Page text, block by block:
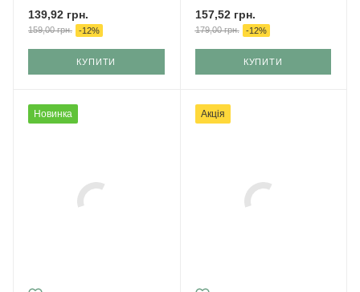
139,92 грн.
159,00грн. -12%
КУПИТИ
157,52грн.
179,00грн. -12%
КУПИТИ
Новинка Акція